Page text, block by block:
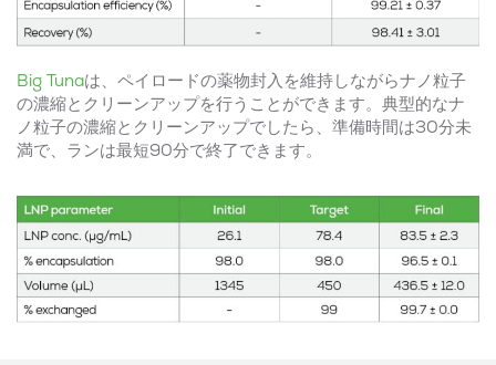
Big Tunaは、ペイロードの薬物封入を維持しながらナノ粒子
の濃縮とクリーンアップを行うことができます。典型的なナ
ノ粒子の濃縮とクリーンアップでしたら、準備時間は30分未
満で、ランは最短90分で終了できます。